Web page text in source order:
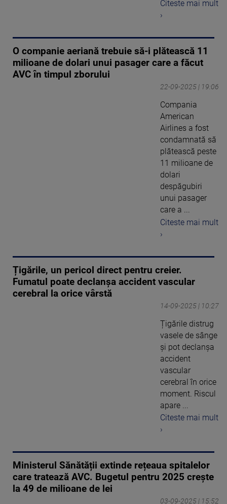
Citeste mai mult
›
O companie aeriană trebuie să-i plătească 11
milioane de dolari unui pasager care a făcut
AVC în timpul zborului
22-09-2025 | 19:06
Compania
American
Airlines a fost
condamnată să
plătească peste
11 milioane de
dolari
despăgubiri
unui pasager
care a ...
Citeste mai mult
›
Țigările, un pericol direct pentru creier.
Fumatul poate declanșa accident vascular
cerebral la orice vârstă
14-09-2025 | 10:27
Țigările distrug
vasele de sânge
și pot declanșa
accident
vascular
cerebral în orice
moment. Riscul
apare ...
Citeste mai mult
›
Ministerul Sănătății extinde rețeaua spitalelor
care tratează AVC. Bugetul pentru 2025 crește
la 49 de milioane de lei
03-09-2025 | 15:52